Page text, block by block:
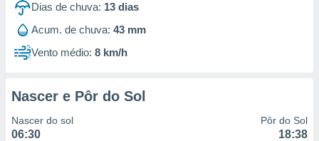
1199
Dias de chuva: 13 dias
Acum. de chuva: 43 mm
Vento médio: 8 km/h
Nascer e Pôr do Sol
Nascer do sol
06:30
Pôr do Sol
18:38